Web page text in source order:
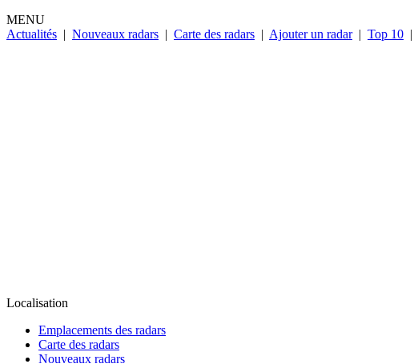
MENU
Actualités | Nouveaux radars | Carte des radars | Ajouter un radar | Top 10 |
Localisation
Emplacements des radars
Carte des radars
Nouveaux radars